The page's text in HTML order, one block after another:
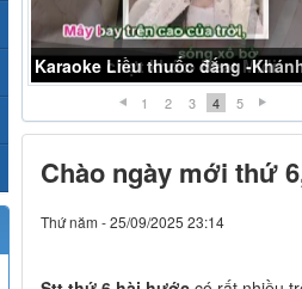
Karaoke Liều thuốc đắng -
1 2 3 4 5
Chào ngày mới thứ
Thứ năm - 25/09/2025 23:14